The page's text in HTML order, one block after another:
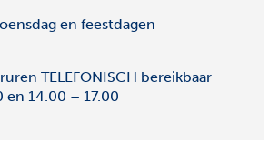
en feestdagen
TELEFONISCH bereikbaar
en 14.00 – 17.00